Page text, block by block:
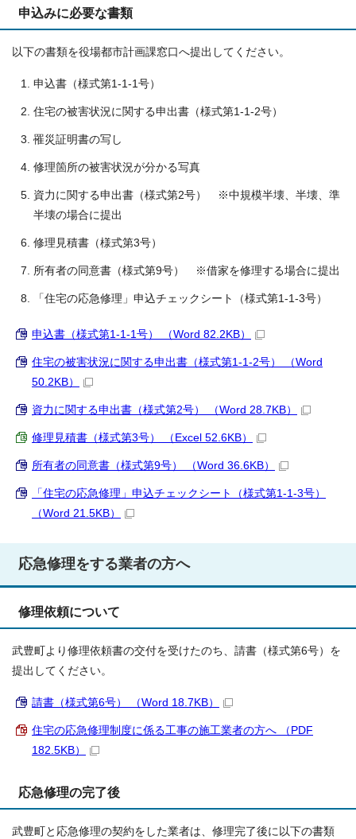
申込みに必要な書類
以下の書類を役場都市計画課窓口へ提出してください。
申込書（様式第1-1-1号）
住宅の被害状況に関する申出書（様式第1-1-2号）
罹災証明書の写し
修理箇所の被害状況が分かる写真
資力に関する申出書（様式第2号） ※中規模半壊、半壊、準
半壊の場合に提出
修理見積書（様式第3号）
所有者の同意書（様式第9号） ※借家を修理する場合に提出
「住宅の応急修理」申込チェックシート（様式第1-1-3号）
申込書（様式第1-1-1号） （Word 82.2KB）
住宅の被害状況に関する申出書（様式第1-1-2号） （Word
50.2KB）
資力に関する申出書（様式第2号） （Word 28.7KB）
修理見積書（様式第3号） （Excel 52.6KB）
所有者の同意書（様式第9号） （Word 36.6KB）
「住宅の応急修理」申込チェックシート（様式第1-1-3号）
（Word 21.5KB）
応急修理をする業者の方へ
修理依頼について
武豊町より修理依頼書の交付を受けたのち、請書（様式第6号）を
提出してください。
請書（様式第6号） （Word 18.7KB）
住宅の応急修理制度に係る工事の施工業者の方へ （PDF
182.5KB）
応急修理の完了後
武豊町と応急修理の契約をした業者は、修理完了後に以下の書類